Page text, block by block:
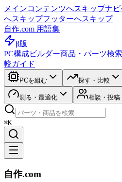
メインコンテンツへスキップナ
へスキップフッターへスキップ
自作.com 用語集
β版
PC構成ビルダー商品・パーツ検索
較ガイド
PCを組む 探す・比較
測る・最適化 相談・投稿
⌘K
自作.com